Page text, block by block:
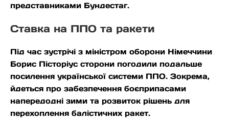
представниками Бундестаг.
Ставка на ППО та ракети
Під час зустрічі з міністром оборони Німеччини
Борис Пісторіус сторони погодили подальше
посилення української системи ППО. Зокрема,
йдеться про забезпечення боєприпасами
напередодні зими та розвиток рішень для
перехоплення балістичних ракет.